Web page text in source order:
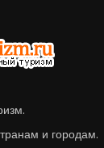
и городам.